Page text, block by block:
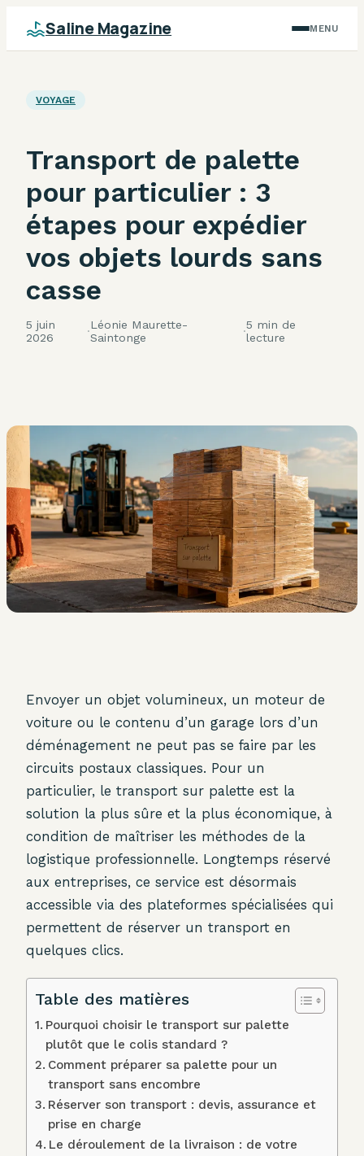
Saline Magazine MENU
VOYAGE
Transport de palette
pour particulier : 3
étapes pour expédier
vos objets lourds sans
casse
5 juin
2026
·Léonie Maurette-
Saintonge
·5 min de
lecture
Envoyer un objet volumineux, un moteur de
voiture ou le contenu d’un garage lors d’un
déménagement ne peut pas se faire par les
circuits postaux classiques. Pour un
particulier, le transport sur palette est la
solution la plus sûre et la plus économique, à
condition de maîtriser les méthodes de la
logistique professionnelle. Longtemps réservé
aux entreprises, ce service est désormais
accessible via des plateformes spécialisées qui
permettent de réserver un transport en
quelques clics.
Table des matières
Pourquoi choisir le transport sur palette
plutôt que le colis standard ?
Comment préparer sa palette pour un
transport sans encombre
Réserver son transport : devis, assurance et
prise en charge
Le déroulement de la livraison : de votre